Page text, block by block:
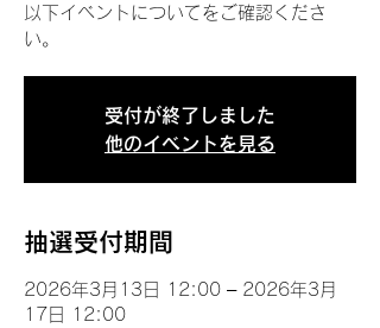
以下イベントについてをご確認くださ
い。
受付が終了しました
他のイベントを見る
抽選受付期間
2026年3月13日 12:00 – 2026年3月
17日 12:00